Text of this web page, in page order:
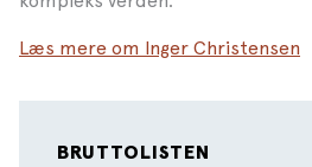
Læs mere om Inger Christensen
BRUTTOLISTEN